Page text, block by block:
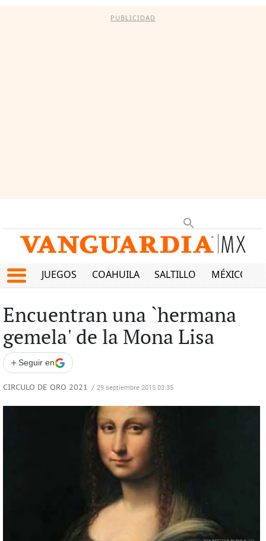
PUBLICIDAD
JUEGOS COAHUILA SALTILLO MÉXICO
Encuentran una `hermana
gemela' de la Mona Lisa
+ Seguir en
CIRCULO DE ORO 2021 / 29 septiembre 2015 03:35